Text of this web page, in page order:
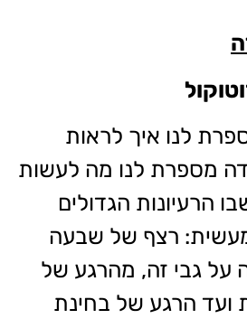
לנו איך לראות
מספרת לנו מה לעשות
הרעיונות הגדולים
רצף של שבעה
על גבי זה, מהרגע של
ועד הרגע של בחינת